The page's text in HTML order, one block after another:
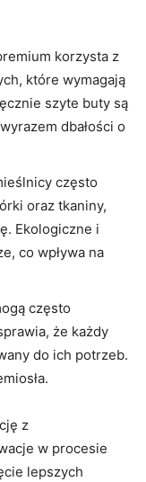
korzysta z
które ‍wymagają
szyte buty są
‌dbałości o
często
oraz tkaniny,
‌Ekologiczne i⁣
co wpływa na
często
że‌ każdy‌
do ich ⁤potrzeb.
z
w procesie
lepszych